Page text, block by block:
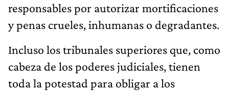
responsables por autorizar mortificaciones
y penas crueles, inhumanas o degradantes.
Incluso los tribunales superiores que, como
cabeza de los poderes judiciales, tienen
toda la potestad para obligar a los